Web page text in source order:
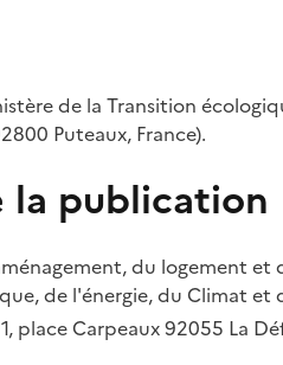
de la Transition
Puteaux, France).
la publication
du logement
de l'énergie, du Climat et
place Carpeaux 92055 La